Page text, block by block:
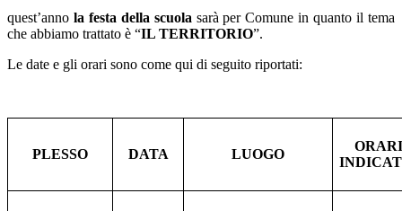
quest’anno la festa della scuola sarà per Comune in quanto il tema
che abbiamo trattato è “IL TERRITORIO”.
Le date e gli orari sono come qui di seguito riportati:
PLESSO DATA LUOGO